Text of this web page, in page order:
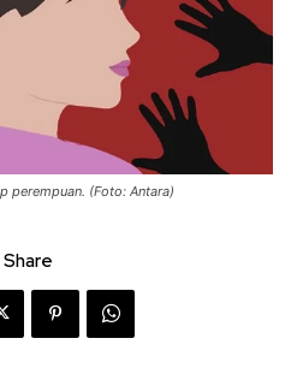
perempuan. (Foto: Antara)
Share